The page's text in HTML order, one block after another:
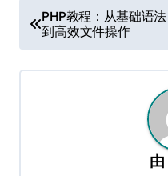
章
导
PHP教程：从基础语法
到高效文件操作
由